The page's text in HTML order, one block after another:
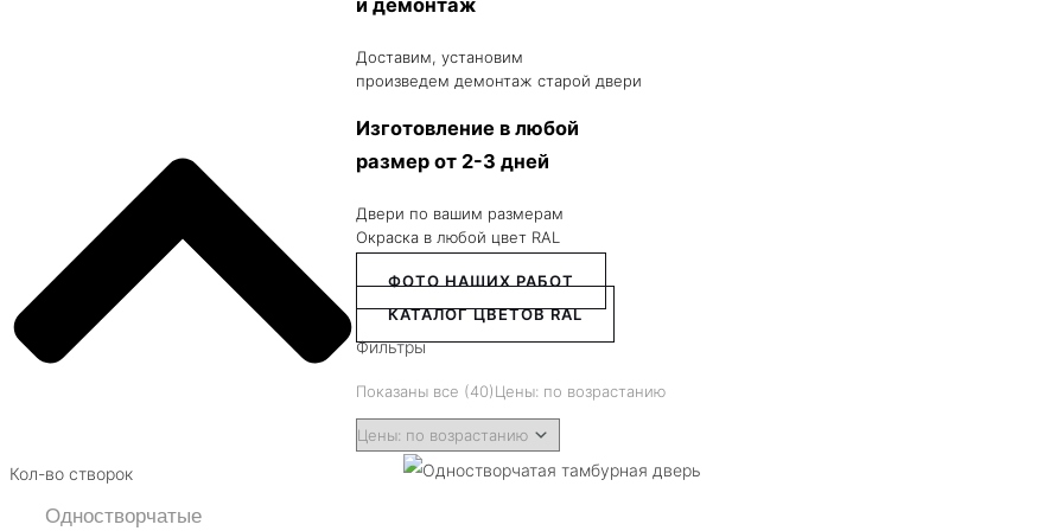
Кол-во створок
Одностворчатые
Доставим, установим
произведем демонтаж старой двери
Изготовление в любой
размер от 2-3 дней
Двери по вашим размерам
Окраска в любой цвет RAL
ФОТО НАШИХ РАБОТ
КАТАЛОГ ЦВЕТОВ RAL
Фильтры
Показаны все (40)Цены: по возрастанию